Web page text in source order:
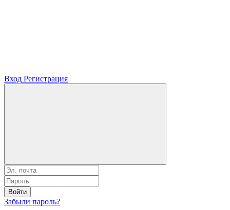
Вход Регистрация
Войти
Забыли пароль?